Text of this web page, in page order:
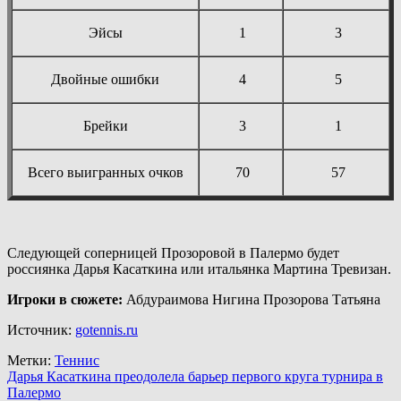
Эйсы 1 3
Двойные ошибки 4 5
Брейки 3 1
Всего выигранных очков 70 57
Следующей соперницей Прозоровой в Палермо будет
россиянка Дарья Касаткина или итальянка Мартина Тревизан.
Игроки в сюжете: Абдураимова Нигина Прозорова Татьяна
Источник: gotennis.ru
Метки: Теннис
Навигация
Дарья Касаткина преодолела барьер первого круга турнира в
Палермо